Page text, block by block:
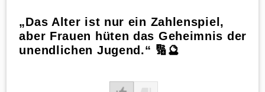
„Das Alter ist nur ein Zahlenspiel,
aber Frauen hüten das Geheimnis der
unendlichen Jugend.“ 🔢🔮